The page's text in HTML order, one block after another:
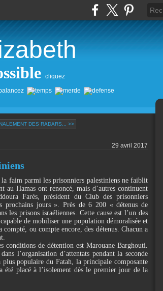
cliquez
DES RADARS... >>
29 avril 2017
faim parmi les prisonniers palestiniens ne faiblit
au Hamas ont renoncé, mais d’autres continuent
Farès, président du Club des prisonniers
prochains jours ». Près de 6 200 « détenus de
les prisons israéliennes. Cette cause est l’un des
de mobiliser une population démoralisée et
ou compte encore, des détenus. Chacun a
de détention est Marouane Barghouti.
l’organisation d’attentats pendant la seconde
populaire du Fatah, la principale composante
placé à l’isolement dès le premier jour de la